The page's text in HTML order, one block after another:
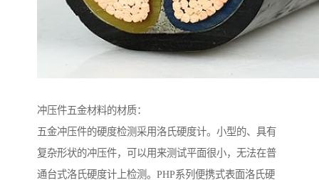
冲压件五金材料的材质：
五金冲压件的硬度检测采用洛氏硬度计。小型的、具有
复杂形状的冲压件，可以用来测试平面很小，无法在普
通台式洛氏硬度计上检测。PHP系列便携式表面洛氏硬